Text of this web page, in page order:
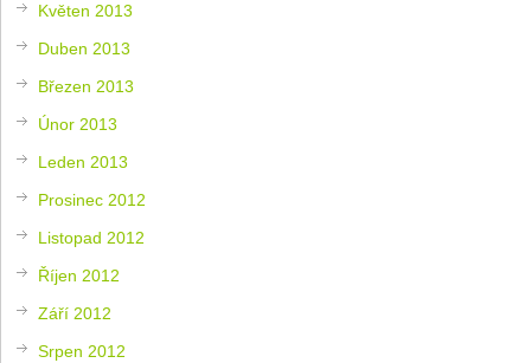
Květen 2013
Duben 2013
Březen 2013
Únor 2013
Leden 2013
Prosinec 2012
Listopad 2012
Říjen 2012
Září 2012
Srpen 2012